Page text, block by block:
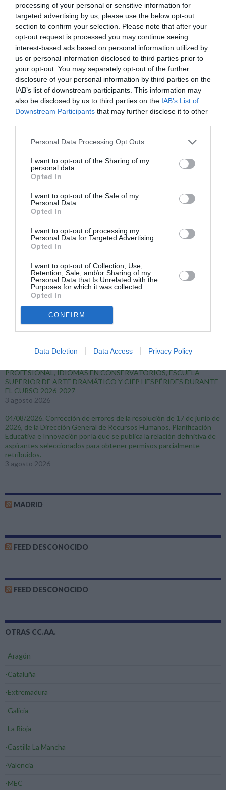
processing of your personal or sensitive information for
targeted advertising by us, please use the below opt-out
section to confirm your selection. Please note that after your
opt-out request is processed you may continue seeing
interest-based ads based on personal information utilized by
us or personal information disclosed to third parties prior to
your opt-out. You may separately opt-out of the further
disclosure of your personal information by third parties on the
IAB’s list of downstream participants. This information may
also be disclosed by us to third parties on the IAB’s List of
Downstream Participants that may further disclose it to other
Personal Data Processing Opt Outs
I want to opt-out of the Sharing of my
personal data.
Opted In
I want to opt-out of the Sale of my
Personal Data.
Opted In
I want to opt-out of processing my
Personal Data for Targeted Advertising.
Opted In
I want to opt-out of Collection, Use,
Retention, Sale, and/or Sharing of my
Personal Data that Is Unrelated with the
Purposes for which it was collected.
Opted In
CONFIRM
Data Deletion Data Access Privacy Policy
Destinos
4 agosto 2026
AIDPRASEC 2026 / 2027. Secundaria y otros cuerpos. Vacantes
3 agosto 2026
PAÍS VASCO
El Gobierno Vasco avanza en la construcción del nuevo CEIP
Haizeder en Ea con una inversión superior a los 8,5 millones de euros
El Gobierno Vasco impulsa la educación STEAM para fomentar las
vocaciones científicas y tecnológicas (Consejo de Gobierno 28-07-
28 julio 2026
proyecto de educación ambiental Urdaibai (Consejo de Gobierno 28-
07-2026)
28 julio 2026
MURCIA
CORRECCIÓN DE ERRORES DE LA ORDEN DE 22 DE JULIO DE
2026 POR LA QUE SE PUBLICA LA RELACIÓN DEFINITIVA DE LOS
ASPIRANTES A DESEMPEÑAR PUESTOS VACANTES O
SUSTITUCIONES EN RÉGIMEN DE INTERINIDAD A LOS CUERPOS
DE ENSEÑANZA SECUNDARIA Y OTROS PARA EL CURSO 2026-
3 agosto 2026
RESULTADOS DE LAS ADJUDICACIONES PRESENCIALES PARA
INTERINOS HABILITADOS EN EL PROGRAMA ABC, INTERINOS
PROFESIONAL, IDIOMAS EN CONSERVATORIOS, ESCUELA
SUPERIOR DE ARTE DRAMÁTICO Y CIFP HESPÉRIDES DURANTE
EL CURSO 2026-2027
3 agosto 2026
04/08/2026. Corrección de errores de la resolución de 17 de junio de
2026, de la Dirección General de Recursos Humanos, Planificación
Educativa e Innovación por la que se publica la relación definitiva de
aspirantes seleccionados para obtener permisos parcialmente
retribuidos.
3 agosto 2026
MADRID
FEED DESCONOCIDO
FEED DESCONOCIDO
OTRAS CC.AA.
-Aragón
-Cataluña
-Extremadura
-Galicia
-La Rioja
-Castilla La Mancha
-Valencia
-MEC